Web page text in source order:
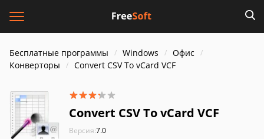
Бесплатные программы Windows
Офис
Конверторы
Convert CSV To vCard VCF
Convert CSV To vCard VCF
Версия:7.0